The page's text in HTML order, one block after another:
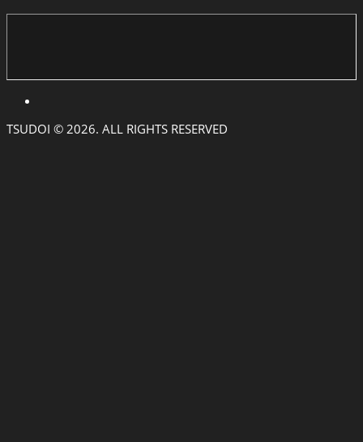
TSUDOI © 2026. ALL RIGHTS RESERVED